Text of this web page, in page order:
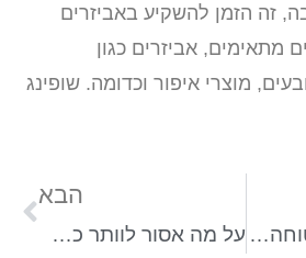
זה הזמן להשקיע באביזרים
אביזרים כגון
מוצרי איפור וכדומה. שופינג
טיפים לנסיעה בטוחה עם תינוקות
הבא
על מה אסור לוותר כשיוצאים לטיול בחו"ל עם כל המשפחה?